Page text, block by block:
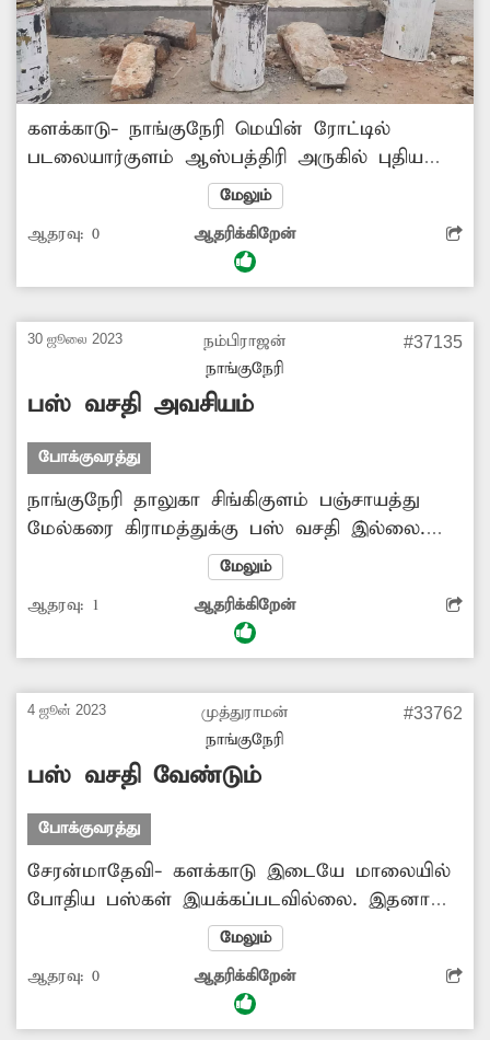
களக்காடு- நாங்குநேரி மெயின் ரோட்டில்
படலையார்குளம் ஆஸ்பத்திரி அருகில் புதிய
பாலம் கட்டும் பணிகள் தொடங்கப்பட்டது.
பின்னர் இந்த பணிகள் நிறைவு பெற்று பல
மாதங்களாகியும் பொதுமக்களின் பயன்பாட்டுக்கு
புதிய பாலத்தை திறக்காமல் கிடப்பில்
விரைந்து திறப்பதற்கு அதிகாரிகள் நடவடிக்கை
மேற்கொள்வார்களா?.
மேலும்
ஆதரவு: 0 ஆதரிக்கிறேன்
30 ஜூலை 2023
நம்பிராஜன்
நாங்குநேரி
#37135
பஸ் வசதி அவசியம்
போக்குவரத்து
நாங்குநேரி தாலுகா சிங்கிகுளம் பஞ்சாயத்து
மேல்கரை கிராமத்துக்கு பஸ் வசதி இ்ல்லை.
இதனால் மாணவ-மாணவிகள், பொதுமக்கள்
தினமும் 2½ கிலோ மீட்டர் தூரம் நடந்து
சிங்கிகுளத்துக்கு சென்று பஸ் ஏறி
செல்கின்றனர். எனவே காலை, மாலையில் அரசு
வேண்டும். மேலும் அங்கு ரேஷன் கடை,
ஆரம்ப சுகாதார நிலையம் தொடங்க வேண்டும்.
இதற்கு அதிகாரிகள் ஏற்பாடு செய்ய
வேண்டுகிறேன்.
மேலும்
ஆதரவு: 1 ஆதரிக்கிறேன்
4 ஜூன் 2023
முத்துராமன்
நாங்குநேரி
#33762
பஸ் வசதி வேண்டும்
போக்குவரத்து
சேரன்மாதேவி- களக்காடு இடையே மாலையில்
போதிய பஸ்கள் இயக்கப்படவில்லை. இதனால்
அப்பகுதி மக்கள் பஸ்சுக்காக மணிக்கணக்கில்
காத்து நிற்பதால் பெரிதும் அவதிப்படுகின்றனர்.
எனவே அந்த வழித்தடத்தில் போதிய பஸ்களை
இயக்குவதற்கு அதிகாரிகள் நடவடிக்கை எடுக்க
மேலும்
ஆதரவு: 0 ஆதரிக்கிறேன்